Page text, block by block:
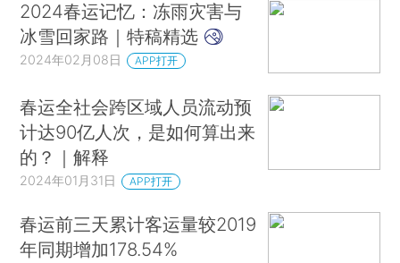
2024春运记忆：冻雨灾害与
冰雪回家路｜特稿精选
2024年02月08日 APP打开
春运全社会跨区域人员流动预
计达90亿人次，是如何算出来
的？｜解释
2024年01月31日 APP打开
春运前三天累计客运量较2019
年同期增加178.54%